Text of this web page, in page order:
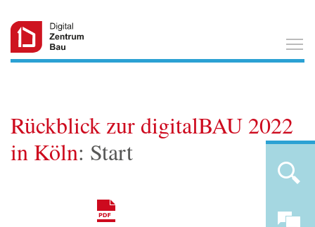
Rückblick zur digitalBAU 2022
in Köln: Start